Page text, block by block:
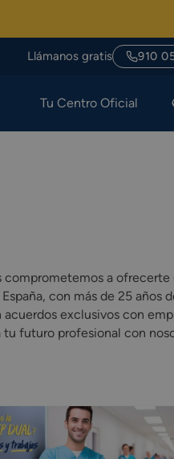
Llámanos gratis 910
Tu Centro Oficial
comprometemos a
con más de 25
exclusivos con
futuro profesional con